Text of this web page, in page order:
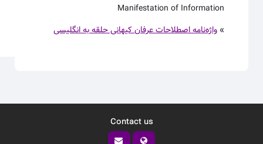
Manifestation of Information
» واژه‌نامه اصطلاحات عرفان کیهانی حلقه به انگلیسی
Contact us